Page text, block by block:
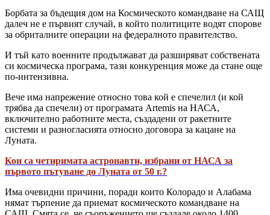
Борбата за бъдещия дом на Космическото командване на САЩ
далеч не е първият случай, в който политиците водят спорове
за обриталните операции на федералното правителство.
И тъй като военните продължават да разширяват собствената
си космическа програма, тази конкуренция може да стане още
по-интензивна.
Вече има напрежение относно това кой е спечелил (и кой
трябва да спечели) от програмата Artemis на НАСА,
включително работните места, създадени от ракетните
системи и разногласията относно договора за кацане на
Луната.
Кои са четиримата астронавти, избрани от НАСА за
първото пътуване до Луната от 50 г.?
Има очевидни причини, поради които Колорадо и Алабама
нямат търпение да приемат космическото командване на